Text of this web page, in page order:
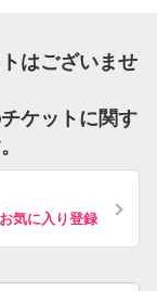
はございませ
ケットに関す
お気に入り登録